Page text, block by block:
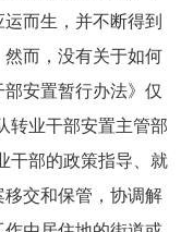
而生，并不断得到
而，没有关于如何
安置暂行办法》仅
转业干部安置主管部
干部的政策指导、就
交和保管，协调解